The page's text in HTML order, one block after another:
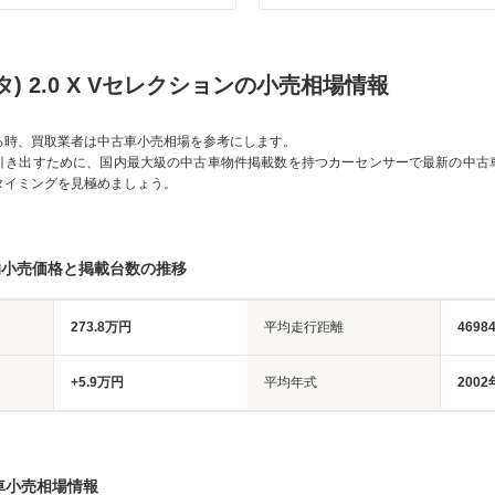
) 2.0 X Vセレクションの小売相場情報
、買取業者は中古車小売相場を参考にします。
き出すために、国内最大級の中古車物件掲載数を持つカーセンサーで最新の中古
ミングを見極めましょう。
売価格と掲載台数の推移
273.8万円 平均走行距離
+5.9万円 平均年式 2002
売相場情報